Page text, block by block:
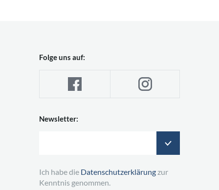
Folge uns auf:
Newsletter:
Ich habe die Datenschutzerklärung zur
Kenntnis genommen.